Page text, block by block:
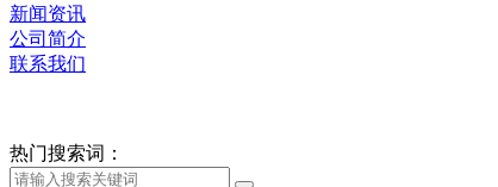
新闻资讯
公司简介
联系我们
热门搜索词：